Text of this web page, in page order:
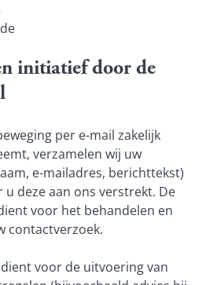
initiatief door de
per e-mail zakelijk
verzamelen wij uw
e-mailadres, berichttekst)
deze aan ons verstrekt. De
voor het behandelen en
contactverzoek.
voor de uitvoering van